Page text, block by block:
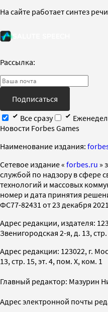
На сайте работает синтез речи
Рассылка:
Подписаться
Все сразу
Новости Forbes Games
Наименование издания:
Cетевое издание « forbes.ru »
службой по надзору в сфере
технологий и массовых
номер и дата принятия
ФС77-82431 от 23 декабря
Адрес редакции, издателя:
Звенигородская 2-я, д. 13,
Адрес редакции: 123022, г.
13, стр. 15, эт. 4, пом. X, ком. 1
Главный редактор: Мазурин
Адрес электронной почты